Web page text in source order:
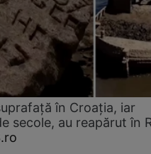
în Croația, iar
secole, au reapărut în